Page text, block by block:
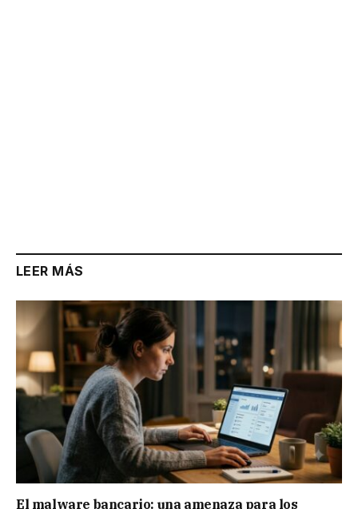
LEER MÁS
El malware bancario: una amenaza para los